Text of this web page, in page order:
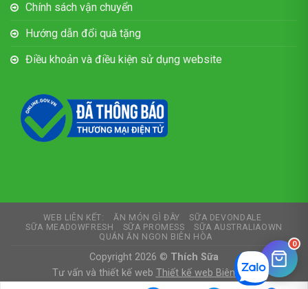
Chính sách vận chuyển
Hướng dẫn đổi quà tặng
Điều khoản và điều kiện sử dụng website
WEB LIÊN KẾT: ĂN MÓN GÌ ĐÂY
SỮA DEVONDALE
SỮA MEADOWFRESH
SỮA PROMESS
SỮA AUSTRALIAOWN
QUÁN ĂN NGON BIÊN HÒA
Copyright 2026 © Thích Sữa
Tư vấn và thiết kế web Thiết kế web Biên Hòa
0